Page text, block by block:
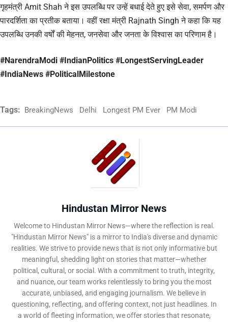
गृहमंत्री Amit Shah ने इस उपलब्धि पर उन्हें बधाई देते हुए इसे सेवा, समर्पण और
पारदर्शिता का प्रतीक बताया। वहीं रक्षा मंत्री Rajnath Singh ने कहा कि यह
उपलब्धि उनकी वर्षों की मेहनत, जनसेवा और जनता के विश्वास का परिणाम है।
#NarendraModi #IndianPolitics #LongestServingLeader
#IndiaNews #PoliticalMilestone
Tags: BreakingNews Delhi Longest PM Ever PM Modi
Hindustan Mirror News
Welcome to Hindustan Mirror News—where the reflection is real.
"Hindustan Mirror News" is a mirror to India's diverse and dynamic
realities. We strive to provide news that is not only informative but
meaningful, shedding light on stories that matter—whether
political, cultural, or social. With a commitment to truth, integrity,
and nuance, our team works relentlessly to bring you the most
accurate, unbiased, and engaging journalism. We believe in
questioning, reflecting, and offering context, not just headlines. In
a world of fleeting information, we offer stories that resonate,